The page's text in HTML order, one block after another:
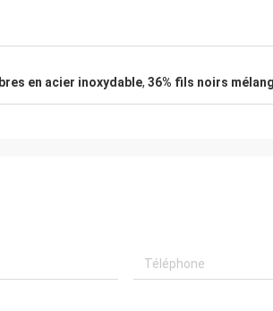
en acier inoxydable, 36% fils noirs